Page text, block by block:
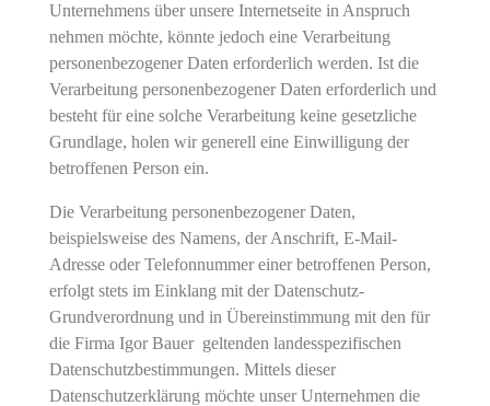
Unternehmens über unsere Internetseite in Anspruch
nehmen möchte, könnte jedoch eine Verarbeitung
personenbezogener Daten erforderlich werden. Ist die
Verarbeitung personenbezogener Daten erforderlich und
besteht für eine solche Verarbeitung keine gesetzliche
Grundlage, holen wir generell eine Einwilligung der
betroffenen Person ein.
Die Verarbeitung personenbezogener Daten,
beispielsweise des Namens, der Anschrift, E-Mail-
Adresse oder Telefonnummer einer betroffenen Person,
erfolgt stets im Einklang mit der Datenschutz-
Grundverordnung und in Übereinstimmung mit den für
die Firma Igor Bauer geltenden landesspezifischen
Datenschutzbestimmungen. Mittels dieser
Datenschutzerklärung möchte unser Unternehmen die